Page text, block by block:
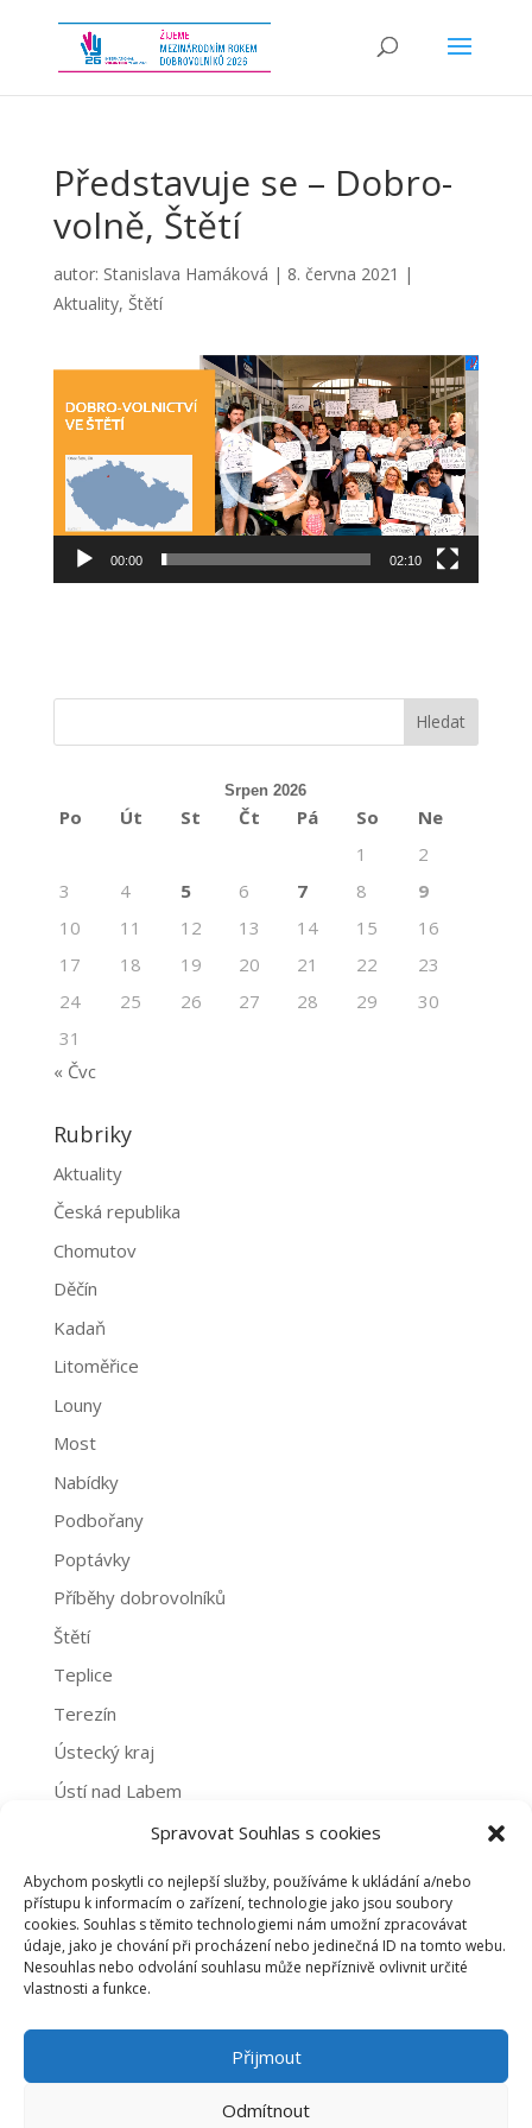
Spravovat Souhlas s cookies
Abychom poskytli co nejlepší služby, používáme k ukládání a/nebo
přístupu k informacím o zařízení, technologie jako jsou soubory
cookies. Souhlas s těmito technologiemi nám umožní zpracovávat
údaje, jako je chování při procházení nebo jedinečná ID na tomto webu.
Nesouhlas nebo odvolání souhlasu může nepříznivě ovlivnit určité
vlastnosti a funkce.
Přijmout
Odmítnout
Představuje se – Dobro-
volně, Štětí
autor: Stanislava Hamáková | 8. června 2021 |
Aktuality, Štětí
00:00 02:10
Srpen 2026
Po Út St Čt Pá So
Ne
1
2
3
4 5 6 7 8
9
10
11 12 13 14 15
16
17
18 19 20 21 22
23
24
25 26 27 28 29
30
31
« Čvc
Rubriky
Aktuality
Česká republika
Chomutov
Děčín
Kadaň
Litoměřice
Louny
Most
Nabídky
Podbořany
Poptávky
Příběhy dobrovolníků
Štětí
Teplice
Terezín
Ústecký kraj
Ústí nad Labem
Archivy
Archivy
PROHLÁŠENÍ O NAKLÁDÁNÍ S OSOBNÍMI ÚDAJI
ZÁSADY COOKIES (EU)